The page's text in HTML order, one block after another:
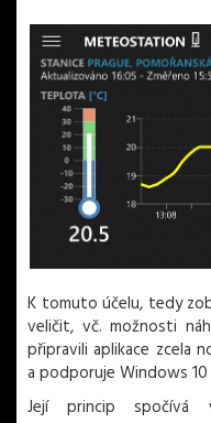
K tomuto účelu, tedy
veličit, vč. možnosti
připravili aplikace zcela
a podporuje Windows
Její princip spočívá